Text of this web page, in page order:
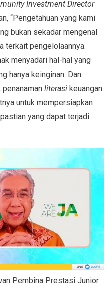
Investment Director
“Pengetahuan yang kami
bukan sekadar mengenal
terkait pengelolaannya.
menyadari hal-hal yang
hanya keinginan. Dan
penanaman literasikeuangan
untuk mempersiapkan
yang dapat terjadi
Pembina Prestasi Junior